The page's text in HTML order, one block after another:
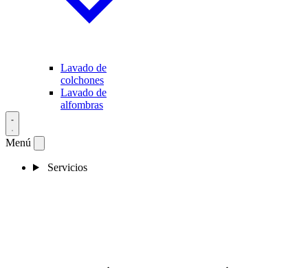
Lavado de
colchones
Lavado de
alfombras
Menú
Servicios